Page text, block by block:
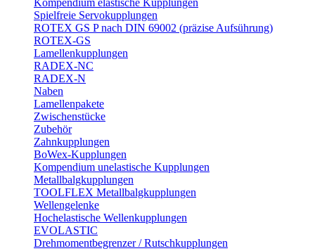
Kompendium elastische Kupplungen
Spielfreie Servokupplungen
ROTEX GS P nach DIN 69002 (präzise Aufsührung)
ROTEX-GS
Lamellenkupplungen
RADEX-NC
RADEX-N
Naben
Lamellenpakete
Zwischenstücke
Zubehör
Zahnkupplungen
BoWex-Kupplungen
Kompendium unelastische Kupplungen
Metallbalgkupplungen
TOOLFLEX Metallbalgkupplungen
Wellengelenke
Hochelastische Wellenkupplungen
EVOLASTIC
Drehmomentbegrenzer / Rutschkupplungen